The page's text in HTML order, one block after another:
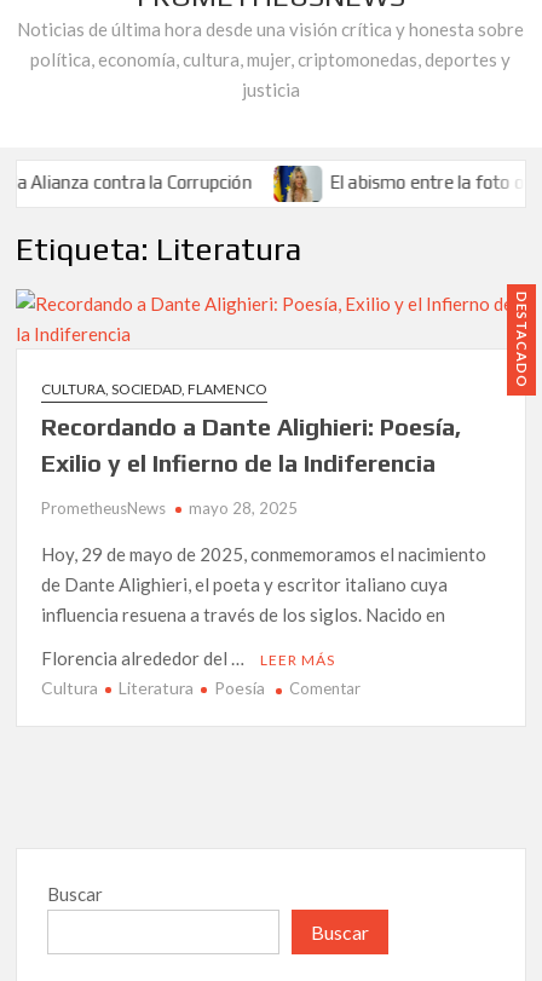
Noticias de última hora desde una visión crítica y honesta sobre
política, economía, cultura, mujer, criptomonedas, deportes y
justicia
contra la Corrupción
El abismo entre la foto oficial de
en la vida pública».
La asociación «Alianza Contra la
contra la Corrupción
El abismo entre la foto oficial
al dinero de los andaluces.
Entrelazados en la
en la vida pública».
La asociación «Alianza Contra la
Etiqueta: Literatura
DESTACADO
CULTURA, SOCIEDAD, FLAMENCO
Recordando a Dante Alighieri: Poesía,
Exilio y el Infierno de la Indiferencia
PrometheusNews mayo 28, 2025
Hoy, 29 de mayo de 2025, conmemoramos el nacimiento
de Dante Alighieri, el poeta y escritor italiano cuya
influencia resuena a través de los siglos. Nacido en
Florencia alrededor del …
LEER MÁS
Cultura Literatura Poesía Comentaren
Exilio
Infierno
de
Buscar
Buscar